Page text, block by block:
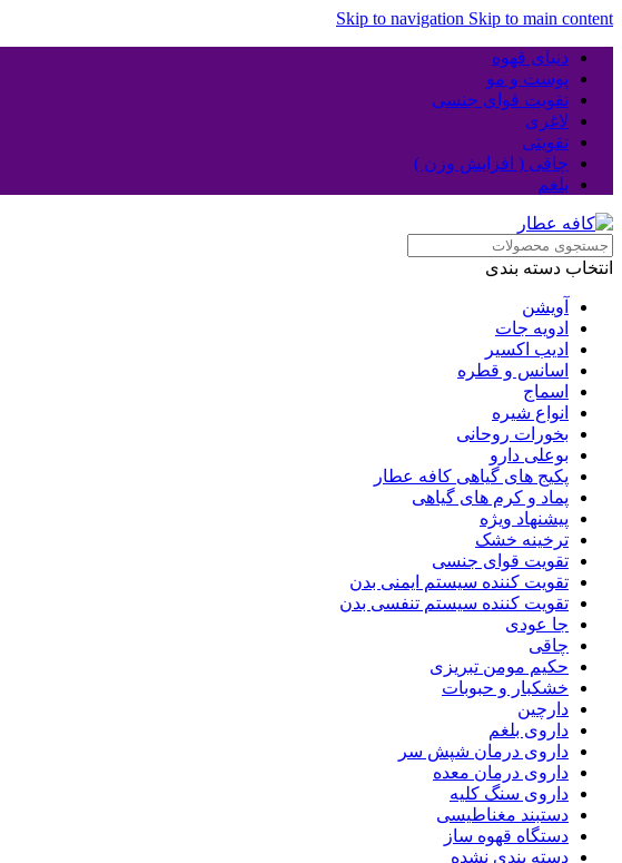
Skip to navigation Skip to main content
دنیای قهوه
پوست و مو
تقویت قوای جنسی
لاغری
تقویتی
چاقی ( افزایش وزن )
بلغم
انتخاب دسته بندی
آویشن
ادویه جات
ادیب اکسیر
اسانس و قطره
اسماج
انواع شیره
بخورات روحانی
بوعلی دارو
پکیج های گیاهی کافه عطار
پماد و کرم های گیاهی
پیشنهاد ویژه
ترخینه خشک
تقویت قوای جنسی
تقویت کننده سیستم ایمنی بدن
تقویت کننده سیستم تنفسی بدن
جا عودی
چاقی
حکیم مومن تبریزی
خشکبار و حبوبات
دارچین
داروی بلغم
داروی درمان شپش سر
داروی درمان معده
داروی سنگ کلیه
دستبند مغناطیسی
دستگاه قهوه ساز
دسته بندی نشده